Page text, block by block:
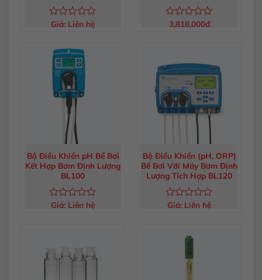
Được
0
sao
Giá: Liên hệ
Được
sao
3,818,000đ
Bộ Điều Khiển pH Bể Bơi
Kết Hợp Bơm Định Lượng
BL100
Được
sao
Giá: Liên hệ
Bộ Điều Khiển (pH, ORP)
Bể Bơi Với Máy Bơm Định
Lượng Tích Hợp BL120
Được
Giá: Liên hệ